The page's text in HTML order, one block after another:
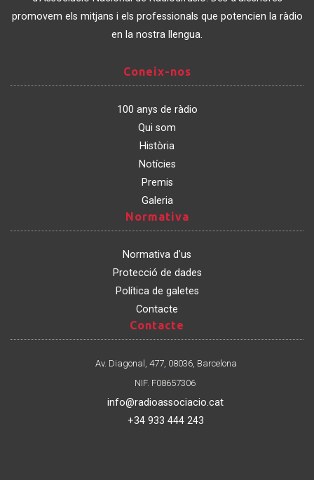
promovem els mitjans i els professionals que potencien la ràdio
en la nostra llengua.
nos
Coneix-nos
100 anys de ràdio
Qui som
Història
Notícies
Premis
Galeria
Normativa
Normativa d'us
Protecció de dades
Política de galetes
Contacte
Contacte
Av. Diagonal, 477, 08036, Barcelona
NIF. F08657306
info@radioassociacio.cat
+34 933 444 243